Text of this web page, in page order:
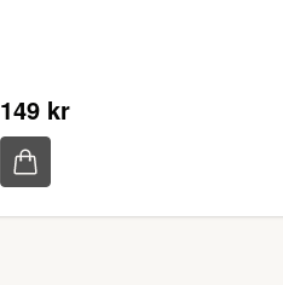
149 kr